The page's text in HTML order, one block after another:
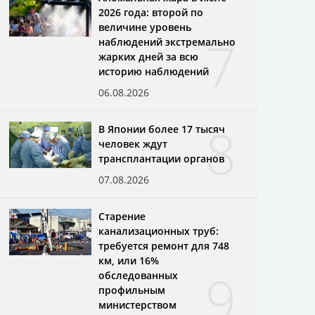
7
2026 года: второй по
величине уровень
наблюдений экстремально
жарких дней за всю
историю наблюдений
06.08.2026
8
В Японии более 17 тысяч
человек ждут
трансплантации органов
07.08.2026
Старение
канализационных труб:
требуется ремонт для 748
км, или 16%
обследованных
профильным
министерством